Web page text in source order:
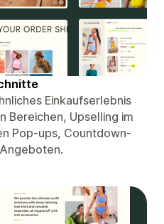
Einkaufserlebnis
Bereichen, Upselling im
Pop-ups, Countdown-